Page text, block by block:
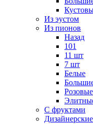
Из эустом
Из пионов
Назад
101
11 шт
7 шт
Белые
Розовые
С фруктами